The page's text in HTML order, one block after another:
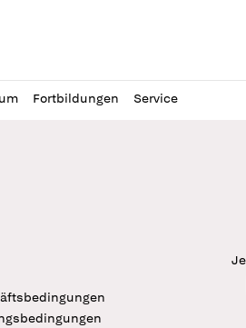
Fortbildungen Service